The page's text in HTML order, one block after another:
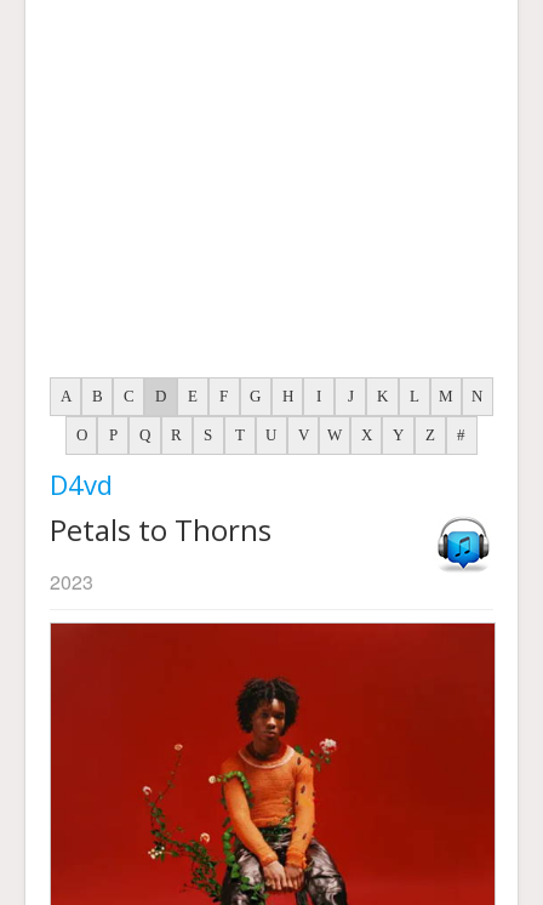
A B C D E F G H I J K L M N
O P Q R S T U V W X Y Z #
D4vd
Petals to Thorns
2023